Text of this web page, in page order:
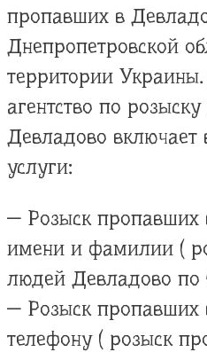
пропавших в
Днепропетровской
территории Украины.
агентство по
Девладово включает
услуги:
— Розыск пропавших
имени и фамилии (
людей Девладово
— Розыск пропавших
телефону ( розыск